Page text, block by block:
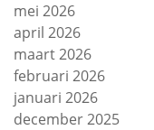
mei 2026
april 2026
maart 2026
februari 2026
januari 2026
december 2025